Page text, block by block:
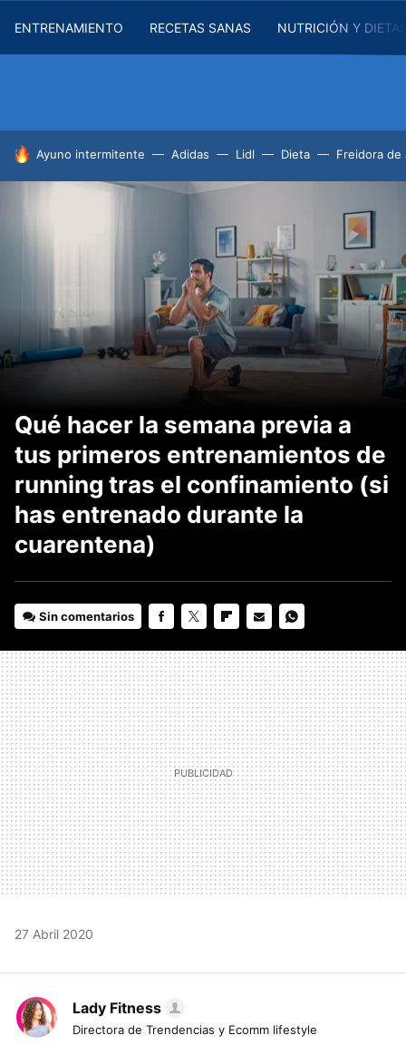
ENTRENAMIENTO RECETAS SANAS NUTRICIÓN Y
HOY SE HABLA DE
Ayuno intermitente Adidas Lidl Dieta Freidora de
Qué hacer la semana previa a
tus primeros entrenamientos de
running tras el confinamiento (si
has entrenado durante la
cuarentena)
Sin comentarios
MAIL
27 Abril 2020
Lady Fitness
Directora de Trendencias y Ecomm lifestyle